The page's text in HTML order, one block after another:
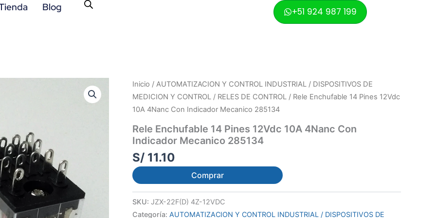
Blog +51 924 987 199
Inicio / AUTOMATIZACION Y CONTROL INDUSTRIAL / DISPOSITIVOS DE
MEDICION Y CONTROL / RELES DE CONTROL / Rele Enchufable 14 Pines 12Vdc
10A 4Nanc Con Indicador Mecanico 285134
Rele Enchufable 14 Pines 12Vdc 10A 4Nanc Con
Indicador Mecanico 285134
S/ 11.10
Comprar
SKU: JZX-22F(D) 4Z-12VDC
Categoría: AUTOMATIZACION Y CONTROL INDUSTRIAL / DISPOSITIVOS DE